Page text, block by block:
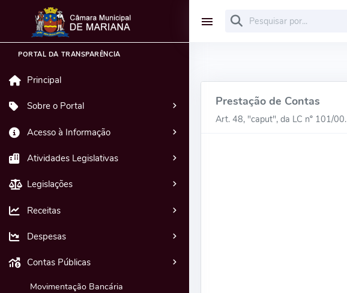
PORTAL DA TRANSPARÊNCIA
Principal
Sobre o Portal
Acesso à Informação
Atividades Legislativas
Legislações
Receitas
Despesas
Contas Públicas
Movimentação Bancária
Prestação de Contas
Art. 48, "caput", da LC nº 101/00.